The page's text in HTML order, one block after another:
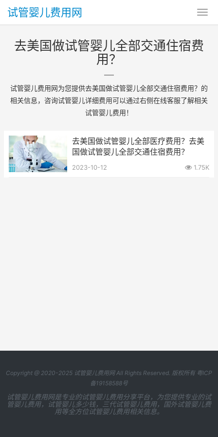
试管婴儿费用网
去美国做试管婴儿全部交通住宿费
用？
试管婴儿费用网为您提供去美国做试管婴儿全部交通住宿费用？的
相关信息，咨询试管婴儿详细费用可以通过右侧在线客服了解相关
试管婴儿费用！
去美国做试管婴儿全部医疗费用？去美
国做试管婴儿全部交通住宿费用？
2023-10-12 1.75K
Copyright @ 2020-2025 试管婴儿费用网All Rights Reserved. 版权所有 粤ICP
备19158588号
试管婴儿费用网是专业的试管婴儿费用分享平台，为您提供专业的试
管婴儿费用，试管婴儿多少钱，三代试管婴儿费用，国外试管婴儿费
用等全方位试管婴儿费用相关信息。